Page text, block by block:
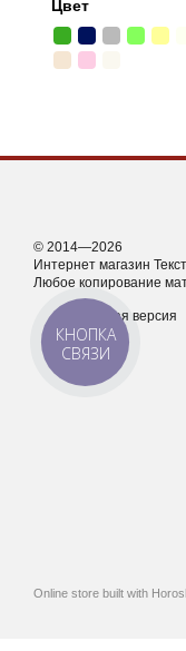
Цвет
© 2014—2026
Интернет магазин
Любое копирование
Мобильная версия
Online store built with
КНОПКА
СВЯЗИ